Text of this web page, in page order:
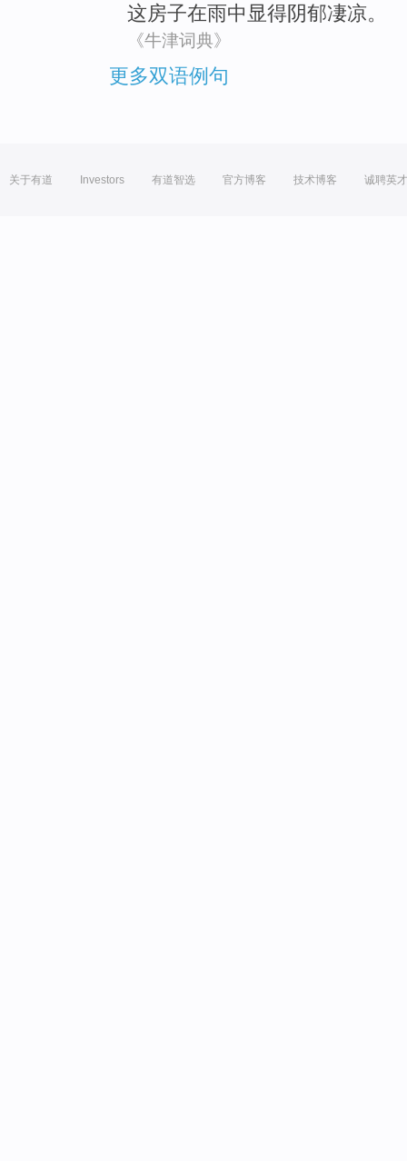
这房子在雨中 显得阴郁凄凉。
《牛津词典》
更多双语例句
关于有道 Investors 有道智选 官方博客 技术博客 诚聘英才